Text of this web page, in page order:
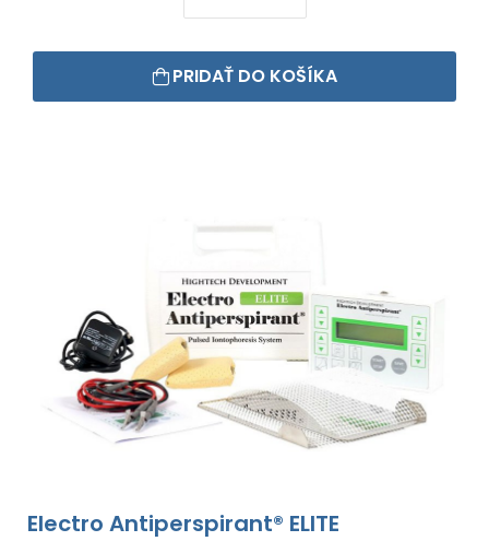
PRIDAŤ DO KOŠÍKA
Electro Antiperspirant® ELITE